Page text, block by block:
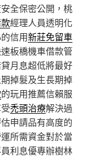
全保密公開，桃
經理人員透明化
信用新莊免留車
板橋機車借款管
月息超低將最好
掉髮及生長期掉
的玩用推薦信賴服
禿頭治療解決過
申請品有高度的
所需資金對於當
利息優專辦樹林